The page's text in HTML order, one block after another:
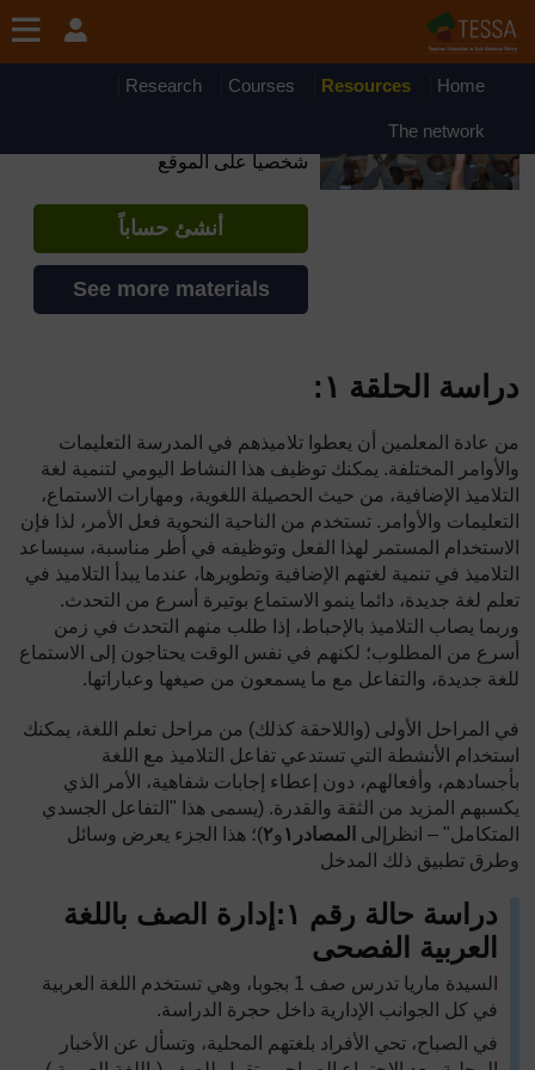
تجاوز إلى المحتوى الرئيسي
OpenLearn Create will be unavailable on Wednesday 12
August 2026 from 8am to 10.30am (GMT) due to routine
Home
Resources
Courses
Research
The network
شخصياً على الموقع
أنشئ حساباً
See more materials
دراسة الحلقة ١ :
من عادة المعلمين أن يعطوا تلاميذهم في المدرسة التعليمات
والأوامر المختلفة. يمكنك توظيف هذا النشاط اليومي لتنمية لغة
التلاميذ الإضافية، من حيث الحصيلة اللغوية، ومهارات الاستماع،
التعليمات والأوامر. تستخدم من الناحية النحوية فعل الأمر، لذا فإن
الاستخدام المستمر لهذا الفعل وتوظيفه في أطر مناسبة، سيساعد
التلاميذ في تنمية لغتهم الإضافية وتطويرها، عندما يبدأ التلاميذ في
تعلم لغة جديدة، دائما ينمو الاستماع بوتيرة أسرع من التحدث.
وربما يصاب التلاميذ بالإحباط، إذا طلب منهم التحدث في زمن
أسرع من المطلوب؛ لكنهم في نفس الوقت يحتاجون إلى الاستماع
للغة جديدة، والتفاعل مع ما يسمعون من صيغها وعباراتها.
في المراحل الأولى (واللاحقة كذلك) من مراحل تعلم اللغة، يمكنك
استخدام الأنشطة التي تستدعي تفاعل التلاميذ مع اللغة
بأجسادهم، وأفعالهم، دون إعطاء إجابات شفاهية، الأمر الذي
يكسبهم المزيد من الثقة والقدرة. (يسمى هذا "التفاعل الجسدي
المتكامل" – انظرإلى
المصادر ١و٢)؛ هذا الجزء يعرض وسائل
وطرق تطبيق ذلك المدخل
دراسة حالة رقم ١: إدارة الصف باللغة
العربية الفصحى
السيدة ماريا تدرس صف 1 بجوبا، وهي تستخدم اللغة العربية
في كل الجوانب الإدارية داخل حجرة الدراسة.
في الصباح، تحي الأفراد بلغتهم المحلية، وتسأل عن الأخبار